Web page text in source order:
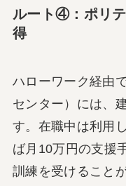
ルート④：ポリ
得
ハローワーク経由
センター）には、
す。在職中は利用
ば月10万円の支援
訓練を受けること